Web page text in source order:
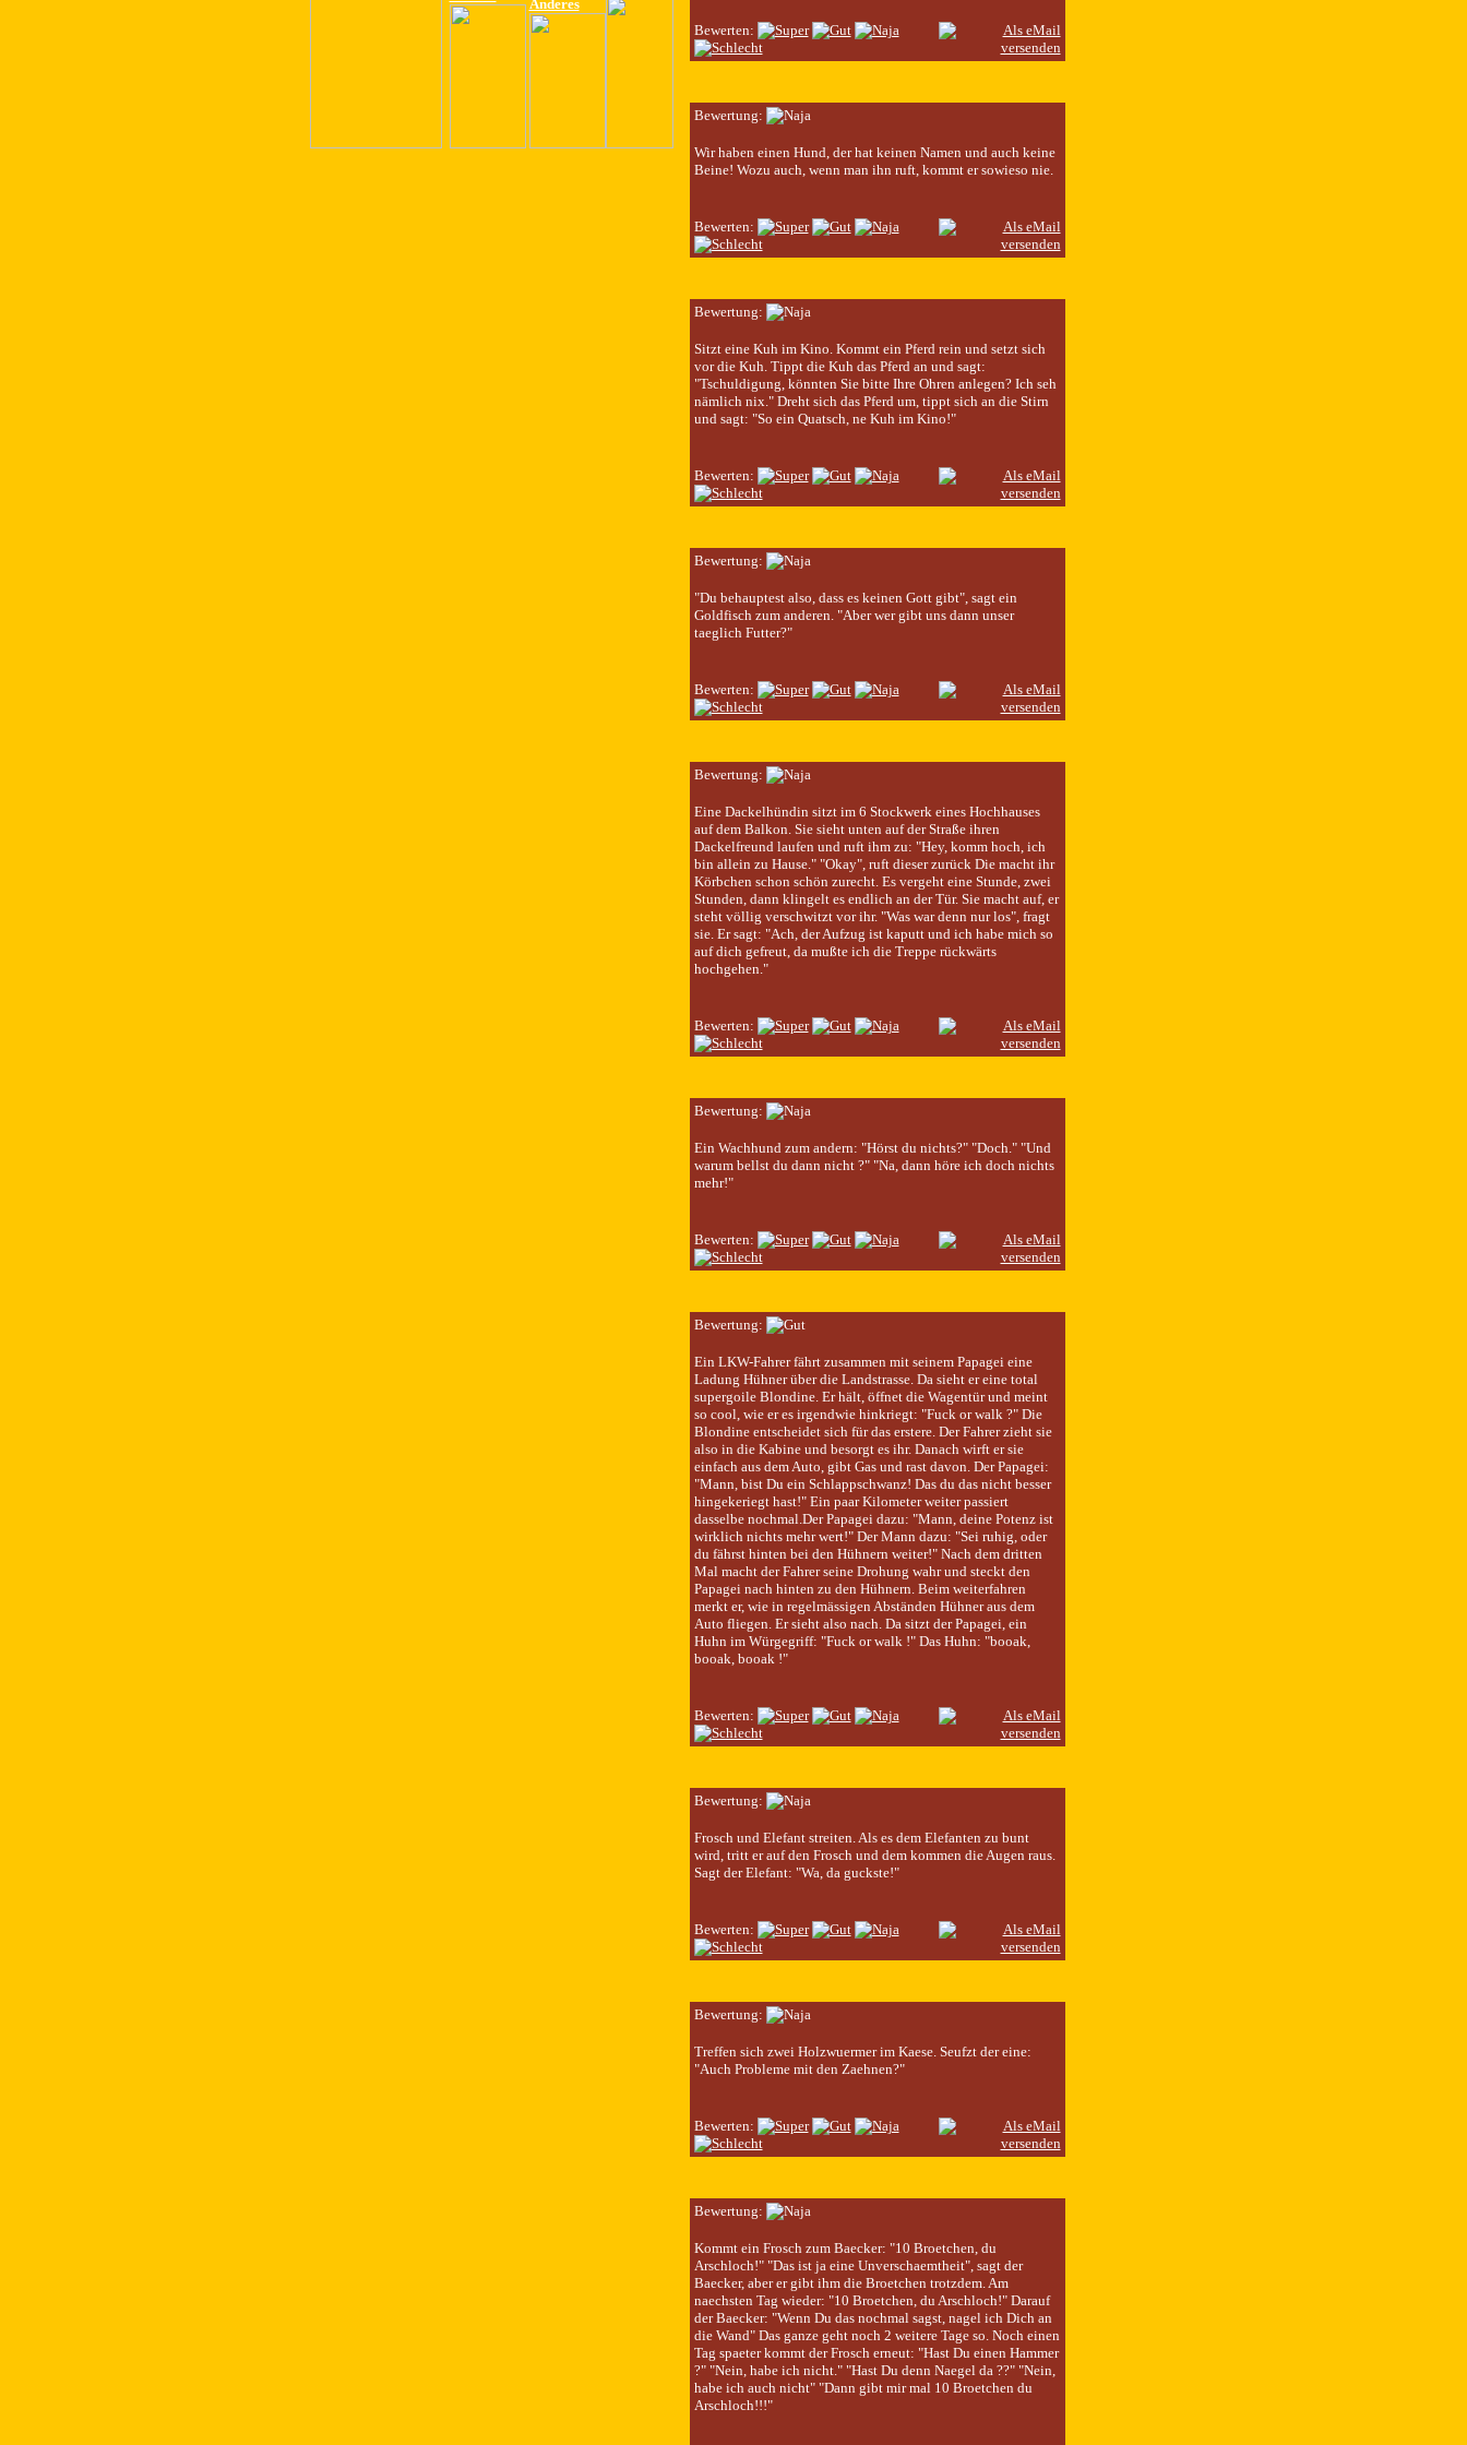
Anderes
Bewerten:
Bewertung:
Wir haben einen Hund, der hat keinen Namen und auch keine
Beine! Wozu auch, wenn man ihn ruft, kommt er sowieso nie.
Bewerten:
Bewertung:
Sitzt eine Kuh im Kino. Kommt ein Pferd rein und setzt sich
vor die Kuh. Tippt die Kuh das Pferd an und sagt:
"Tschuldigung, könnten Sie bitte Ihre Ohren anlegen? Ich seh
nämlich nix." Dreht sich das Pferd um, tippt sich an die Stirn
und sagt: "So ein Quatsch, ne Kuh im Kino!"
Bewerten:
Bewertung:
"Du behauptest also, dass es keinen Gott gibt", sagt ein
Goldfisch zum anderen. "Aber wer gibt uns dann unser
taeglich Futter?"
Bewerten:
Bewertung:
Eine Dackelhündin sitzt im 6 Stockwerk eines Hochhauses
auf dem Balkon. Sie sieht unten auf der Straße ihren
Dackelfreund laufen und ruft ihm zu: "Hey, komm hoch, ich
bin allein zu Hause." "Okay", ruft dieser zurück Die macht ihr
Körbchen schon schön zurecht. Es vergeht eine Stunde, zwei
Stunden, dann klingelt es endlich an der Tür. Sie macht auf, er
steht völlig verschwitzt vor ihr. "Was war denn nur los", fragt
sie. Er sagt: "Ach, der Aufzug ist kaputt und ich habe mich so
auf dich gefreut, da mußte ich die Treppe rückwärts
hochgehen."
Bewerten:
Bewertung:
Ein Wachhund zum andern: "Hörst du nichts?" "Doch." "Und
warum bellst du dann nicht ?" "Na, dann höre ich doch nichts
mehr!"
Bewerten:
Bewertung:
Ein LKW-Fahrer fährt zusammen mit seinem Papagei eine
Ladung Hühner über die Landstrasse. Da sieht er eine total
supergoile Blondine. Er hält, öffnet die Wagentür und meint
so cool, wie er es irgendwie hinkriegt: "Fuck or walk ?" Die
Blondine entscheidet sich für das erstere. Der Fahrer zieht sie
also in die Kabine und besorgt es ihr. Danach wirft er sie
einfach aus dem Auto, gibt Gas und rast davon. Der Papagei:
"Mann, bist Du ein Schlappschwanz! Das du das nicht besser
hingekeriegt hast!" Ein paar Kilometer weiter passiert
dasselbe nochmal.Der Papagei dazu: "Mann, deine Potenz ist
wirklich nichts mehr wert!" Der Mann dazu: "Sei ruhig, oder
du fährst hinten bei den Hühnern weiter!" Nach dem dritten
Mal macht der Fahrer seine Drohung wahr und steckt den
Papagei nach hinten zu den Hühnern. Beim weiterfahren
merkt er, wie in regelmässigen Abständen Hühner aus dem
Auto fliegen. Er sieht also nach. Da sitzt der Papagei, ein
Huhn im Würgegriff: "Fuck or walk !" Das Huhn: "booak,
booak, booak !"
Bewerten:
Bewertung:
Frosch und Elefant streiten. Als es dem Elefanten zu bunt
wird, tritt er auf den Frosch und dem kommen die Augen raus.
Sagt der Elefant: "Wa, da guckste!"
Bewerten:
Bewertung:
Treffen sich zwei Holzwuermer im Kaese. Seufzt der eine:
"Auch Probleme mit den Zaehnen?"
Bewerten:
Bewertung:
Kommt ein Frosch zum Baecker: "10 Broetchen, du
Arschloch!" "Das ist ja eine Unverschaemtheit", sagt der
Baecker, aber er gibt ihm die Broetchen trotzdem. Am
naechsten Tag wieder: "10 Broetchen, du Arschloch!" Darauf
der Baecker: "Wenn Du das nochmal sagst, nagel ich Dich an
die Wand" Das ganze geht noch 2 weitere Tage so. Noch einen
Tag spaeter kommt der Frosch erneut: "Hast Du einen Hammer
?" "Nein, habe ich nicht." "Hast Du denn Naegel da ??" "Nein,
habe ich auch nicht" "Dann gibt mir mal 10 Broetchen du
Arschloch!!!"